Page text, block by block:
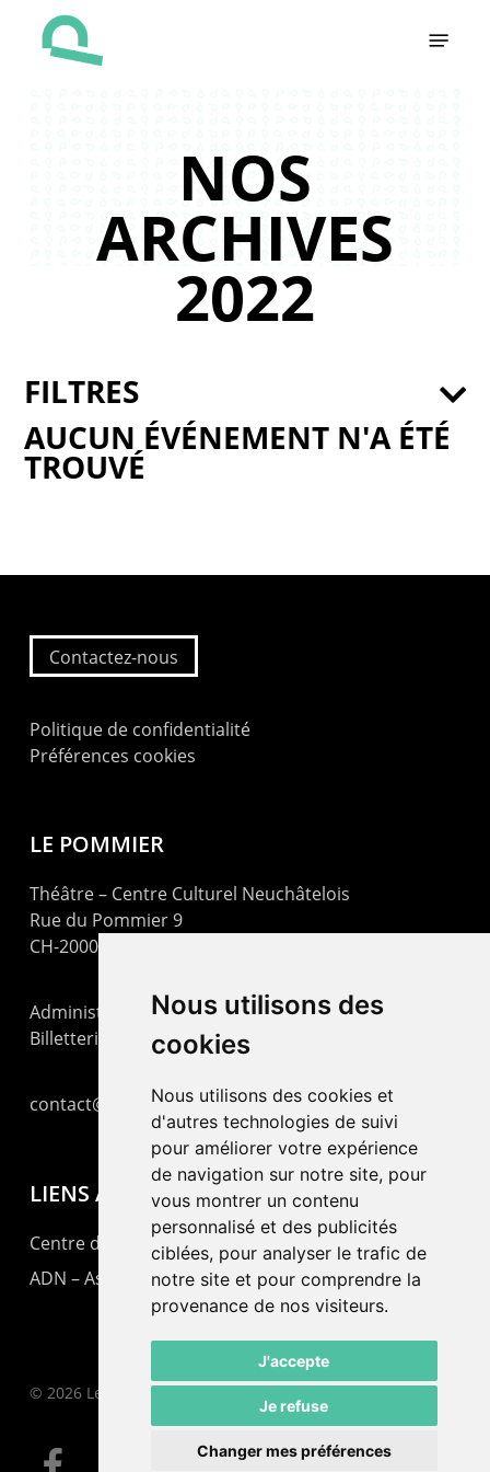
Nous utilisons des
cookies
Nous utilisons des cookies et
d'autres technologies de suivi
pour améliorer votre expérience
de navigation sur notre site, pour
vous montrer un contenu
personnalisé et des publicités
ciblées, pour analyser le trafic de
notre site et pour comprendre la
provenance de nos visiteurs.
J'accepte
Je refuse
Changer mes préférences
NOS
ARCHIVES
2022
AUCUN ÉVÉNEMENT N'A ÉTÉ
TROUVÉ
FILTRES
Contactez-nous
Politique de confidentialité
Préférences cookies
LE POMMIER
Théâtre – Centre Culturel Neuchâtelois
Rue du Pommier 9
CH-2000 Neuchâtel
Administration : +41 32 725 03 03
Billetterie : +41 32 725 05 05
contact@lepommier.ch
LIENS AMIS
Centre de culture ABC
ADN – Association Danse Neuchâtel
© 2026 Le Pommier.
facebook email